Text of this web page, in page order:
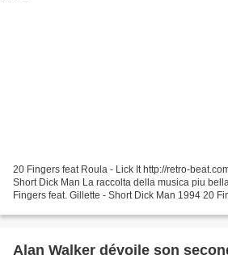
20 Fingers feat Roula - Lick It http://retro-
Short Dick Man La raccolta della musica piu
Fingers feat. Gillette - Short Dick Man 1994 20
Alan Walker dévoile son